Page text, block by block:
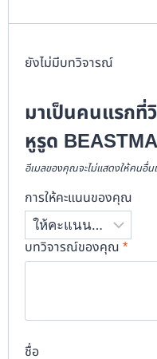
ยังไม่มีบทวิจารณ์
มาเป็นคนแรกที่
หูรูด
อีเมลของคุณจะไม่แสดงให้คนอื่น
การให้คะแนนของคุณ
บทวิจารณ์ของคุณ *
ชื่อ